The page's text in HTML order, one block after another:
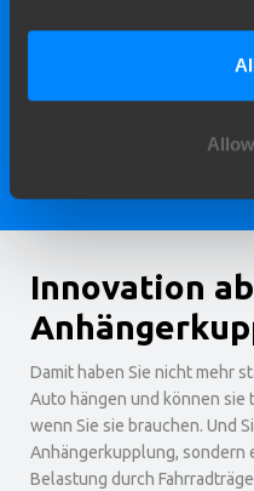
Die Montage und
Innovation
Damit haben Sie nicht mehr
Auto hängen und können sie
wenn Sie sie brauchen. Und
Anhängerkupplung, sondern
Belastung durch